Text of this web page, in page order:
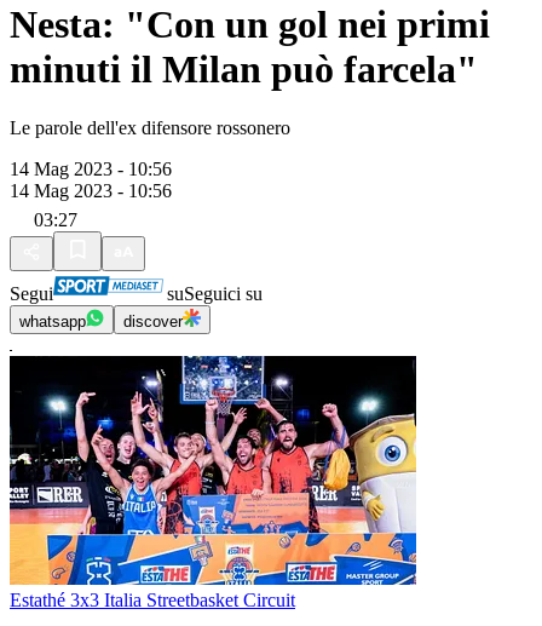
Nesta: "Con un gol nei primi
minuti il Milan può farcela"
Le parole dell'ex difensore rossonero
14 Mag 2023 - 10:56
14 Mag 2023 - 10:56
03:27
Segui suSeguici su
whatsapp discover
Estathé 3x3 Italia Streetbasket Circuit